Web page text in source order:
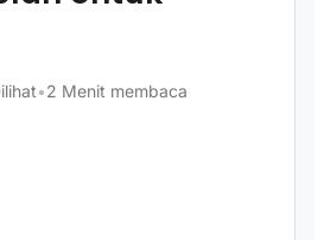
•2 Menit membaca